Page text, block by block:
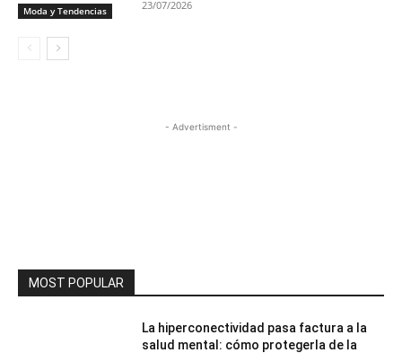
Moda y Tendencias 23/07/2026
- Advertisment -
MOST POPULAR
La hiperconectividad pasa factura a la
salud mental: cómo protegerla de la